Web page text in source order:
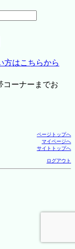
方はこちらから
コーナーまでお
ページトップへ
マイページへ
サイトトップへ
ログアウト